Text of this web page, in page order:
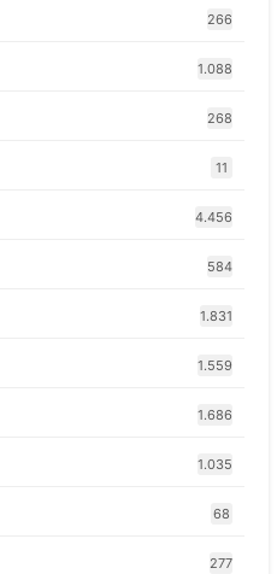
266
1.088
268
11
4.456
584
1.831
1.559
1.686
1.035
68
277